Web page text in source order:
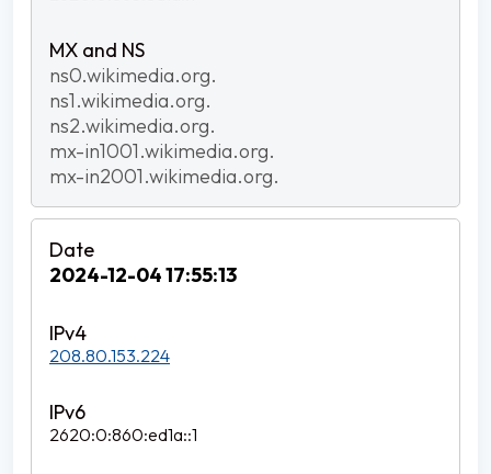
ns0.wikimedia.org.
ns1.wikimedia.org.
ns2.wikimedia.org.
mx-in1001.wikimedia.org.
mx-in2001.wikimedia.org.
2024-12-04 17:55:13
208.80.153.224
2620:0:860:ed1a::1